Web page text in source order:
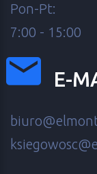
Pon-Pt:
7:00 - 15:00
E-